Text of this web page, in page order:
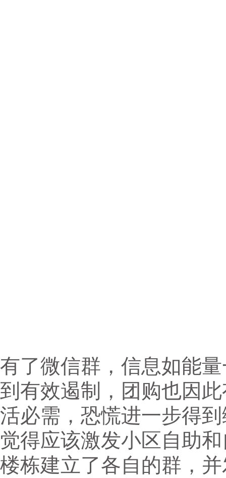
有了微信群，信息如能
到有效遏制，团购也因
活必需，恐慌进一步得
觉得应该激发小区自助
楼栋建立了各自的群，